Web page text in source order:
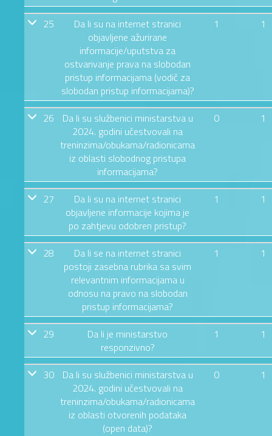
25
Da li su na internet stranici
objavljene ažurirane
informacije/uputstva za
ostvarivanje prava na slobodan
pristup informacijama (vodič za
slobodan pristup informacijama)?
1 1
26
Da li su službenici ministarstva u
2024. godini učestvovali na
treninzima/obukama/radionicama
iz oblasti slobodnog pristupa
informacijama?
0 1
27
Da li su na internet stranici
objavljene informacije kojima je
po zahtjevu odobren pristup?
1 1
28
Da li se na internet stranici
postoji zasebna rubrika sa svim
relevantnim informacijama u
odnosu na pravo na slobodan
pristup informacijama?
1 1
29
Da li je ministarstvo
responzivno?
1 1
30
Da li su službenici ministarstva u
2024. godini učestvovali na
treninzima/obukama/radionicama
iz oblasti otvorenih podataka
(open data)?
0 1